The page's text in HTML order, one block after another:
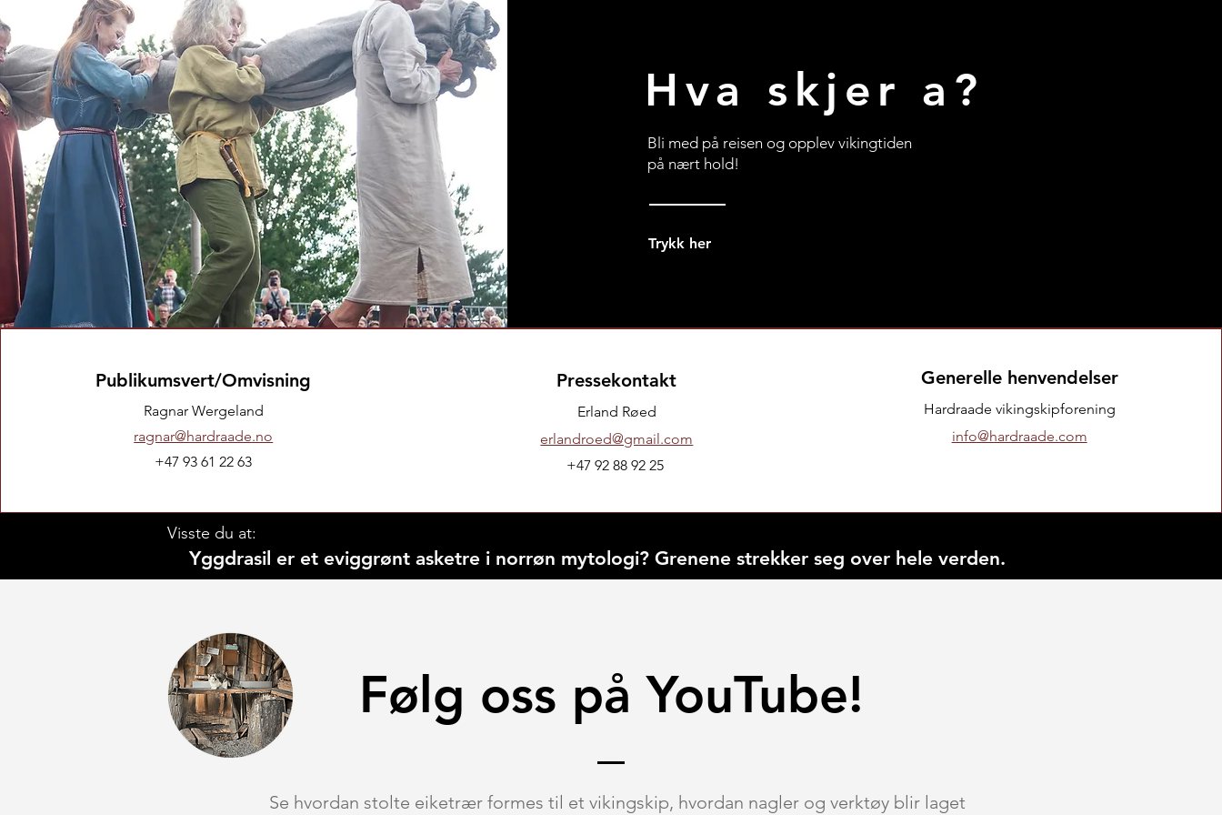
Hva skjer a?
Bli med på reisen og opplev vikingtiden
på nært hold!
Trykk her
Publikumsvert/Omvisning
Ragnar Wergeland
ragnar@hardraade.no
+47 93 61 22 63
Pressekontakt
Erland Røed
erlandroed@gmail.com
+47 92 88 92 25
Generelle henvendelser
Hardraade vikingskipforening
info@hardraade.com
Visste du at:
Yggdrasil er et eviggrønt asketre i norrøn mytologi? Grenene strekker seg over hele verden.
Følg oss påYouTube!
Se hvordan stolte eiketrær formes til et vikingskip, hvordan nagler og verktøy blir laget